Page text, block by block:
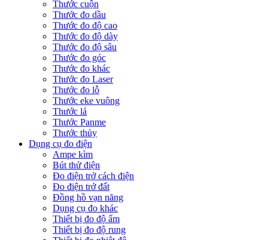
Thước cuộn
Thước đo dầu
Thước đo độ cao
Thước đo độ dày
Thước đo độ sâu
Thước đo góc
Thước đo khác
Thước đo Laser
Thước đo lỗ
Thước eke vuông
Thước lá
Thước Panme
Thước thủy
Dụng cụ đo điện
Ampe kìm
Bút thử điện
Đo điện trở cách điện
Đo điện trở đất
Đồng hồ vạn năng
Dụng cụ đo khác
Thiết bị đo độ ẩm
Thiết bị đo độ rung